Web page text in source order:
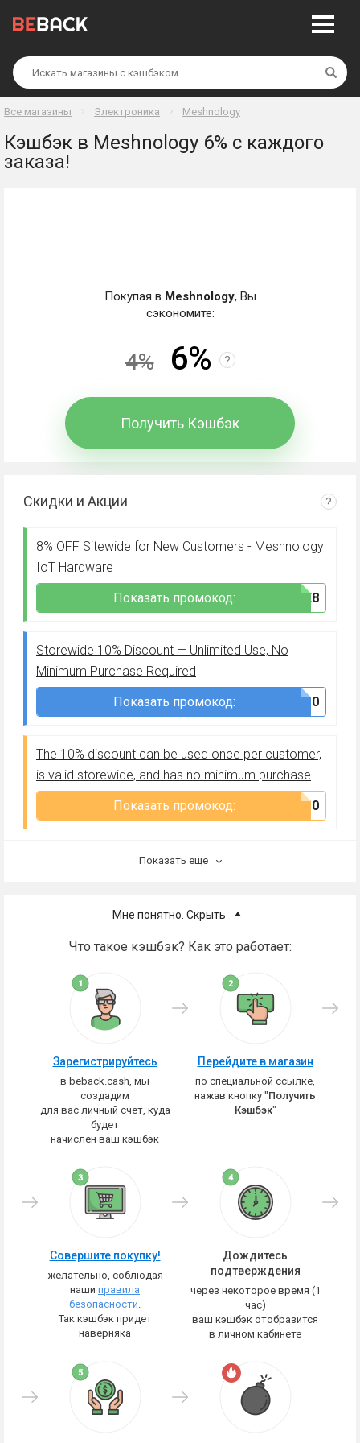
Все магазины Электроника Meshnology
Кэшбэк в Meshnology 6% с каждого
заказа!
Мне понятно. Скрыть
Что такое кэшбэк? Как это работает:
Зарегистрируйтесь
в beback.cash, мы
создадим
для вас личный счет, куда
будет
начислен ваш кэшбэк
Перейдите в магазин
по специальной ссылке,
нажав кнопку "Получить
Кэшбэк"
Совершите покупку!
желательно, соблюдая
наши правила
безопасности.
Так кэшбэк придет
наверняка
Дождитесь
подтверждения
через некоторое время (1
час)
ваш кэшбэк отобразится
в личном кабинете
Покупая в Meshnology, Вы
сэкономите:
4% 6% ?
Получить Кэшбэк
Скидки и Акции ?
8% OFF Sitewide for New Customers - Meshnology
IoT Hardware
***ME8
Показать промокод:
Storewide 10% Discount — Unlimited Use, No
Minimum Purchase Required
***010
Показать промокод:
The 10% discount can be used once per customer,
is valid storewide, and has no minimum purchase
***h10
Показать промокод:
Показать еще